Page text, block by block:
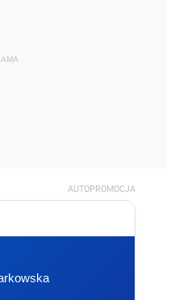
AUTOPROMOCJA